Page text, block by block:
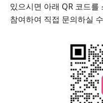
있으시면 아래 QR 코드
참여하여 직접 문의하실